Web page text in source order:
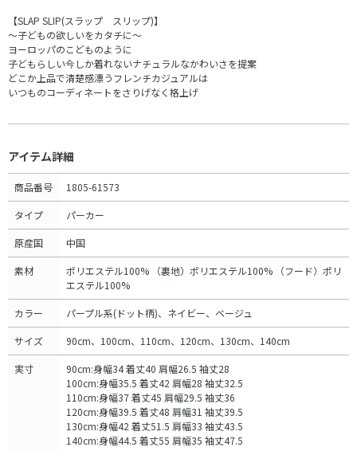
【SLAP SLIP(スラップ スリップ)】
～子どもの欲しいをカタチに～
ヨーロッパのこどものように
子どもらしい今しか着れないナチュラルなかわいさを提案
どこか上品で清楚感漂うフレンチカジュアルは
いつものコーディネートをさりげなく格上げ
アイテム詳細
商品番号 1805-61573
タイプ パーカー
原産国 中国
素材
ポリエステル100% （裏地）ポリエステル100% （フード）ポリ
エステル100%
カラー パープル系(ドット柄)、ネイビー、ベージュ
サイズ 90cm、100cm、110cm、120cm、130cm、140cm
実寸
90cm:身幅34 着丈40 肩幅26.5 袖丈28
100cm:身幅35.5 着丈42 肩幅28 袖丈32.5
110cm:身幅37 着丈45 肩幅29.5 袖丈36
120cm:身幅39.5 着丈48 肩幅31 袖丈39.5
130cm:身幅42 着丈51.5 肩幅33 袖丈43.5
140cm:身幅44.5 着丈55 肩幅35 袖丈47.5